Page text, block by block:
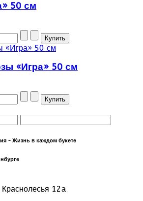
50 см
«Игра» 50 см
- Жизнь в каждом букете
Краснолесья 12а